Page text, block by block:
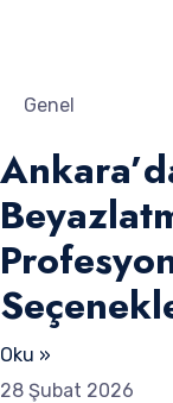
Genel
Oku »
28 Şubat 2026